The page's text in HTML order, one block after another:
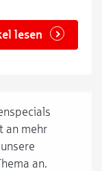
lesen
an mehr
an.